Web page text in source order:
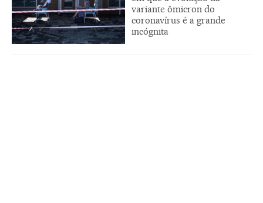
variante ômicron do
coronavírus é a grande
incógnita